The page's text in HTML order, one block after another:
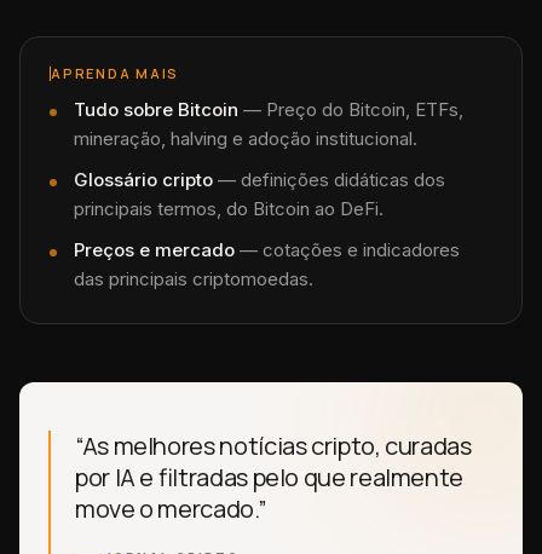
APRENDA MAIS
Tudo sobre Bitcoin — Preço do Bitcoin, ETFs,
mineração, halving e adoção institucional.
Glossário cripto — definições didáticas dos
principais termos, do Bitcoin ao DeFi.
Preços e mercado — cotações e indicadores
das principais criptomoedas.
“As melhores notícias cripto, curadas
por IA e filtradas pelo que realmente
move o mercado.”